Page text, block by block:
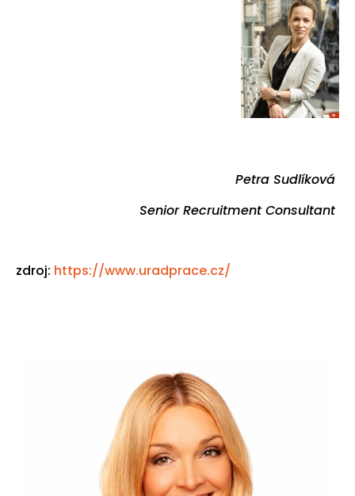
Petra Sudlíková
Senior Recruitment Consultant
zdroj: https://www.uradprace.cz/